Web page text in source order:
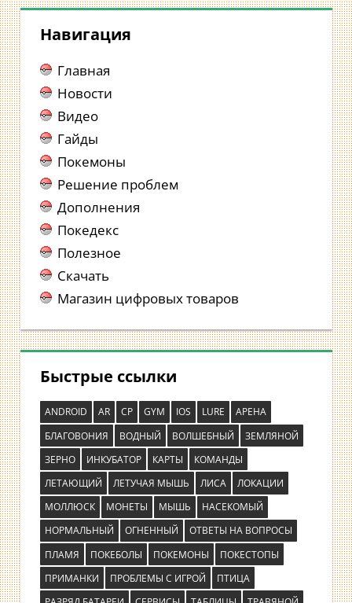
Навигация
Главная
Новости
Видео
Гайды
Покемоны
Решение проблем
Дополнения
Покедекс
Полезное
Скачать
Магазин цифровых товаров
Быстрые ссылки
ANDROID AR CP GYM IOS LURE
АРЕНА
БЛАГОВОНИЯ
ВОДНЫЙ ВОЛШЕБНЫЙ
ЗЕМЛЯНОЙ
ЗЕРНО
ИНКУБАТОР КАРТЫ
КОМАНДЫ
ЛЕТАЮЩИЙ
ЛЕТУЧАЯ МЫШЬ ЛИСА
ЛОКАЦИИ
МОЛЛЮСК
МОНЕТЫ МЫШЬ
НАСЕКОМЫЙ
НОРМАЛЬНЫЙ
ОГНЕННЫЙ
ОТВЕТЫ НА ВОПРОСЫ
ПЛАМЯ
ПОКЕБОЛЫ ПОКЕМОНЫ
ПОКЕСТОПЫ
ПРИМАНКИ
ПРОБЛЕМЫ С ИГРОЙ
ПТИЦА